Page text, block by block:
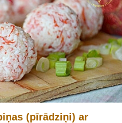
(pīrādziņi) ar